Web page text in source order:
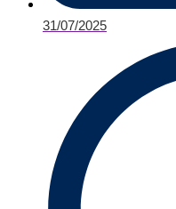
31/07/2025